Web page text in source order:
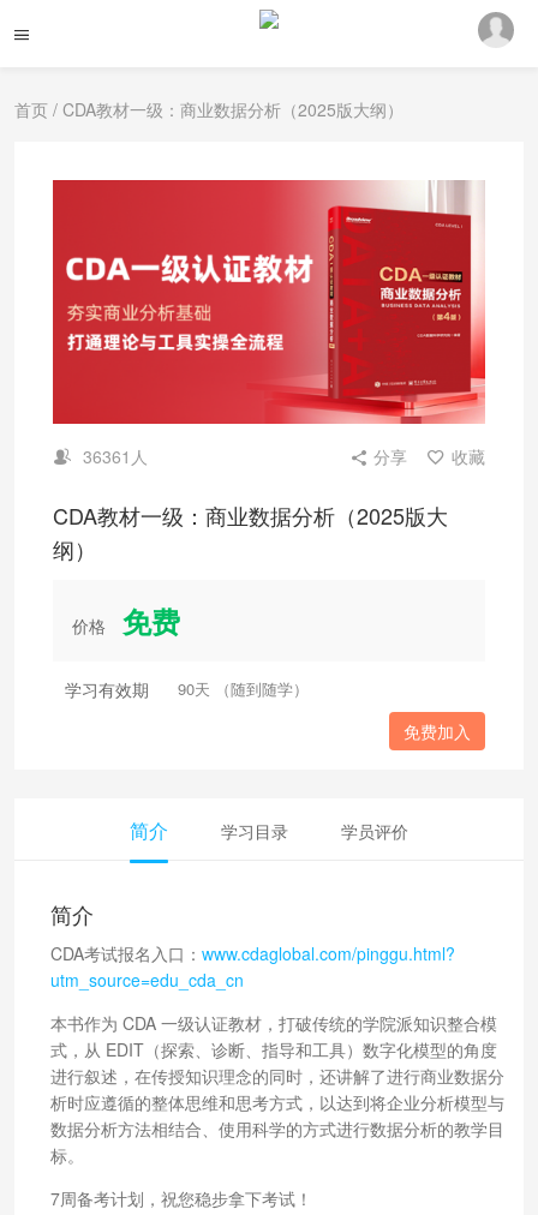
首页 / CDA教材一级：商业数据分析（2025版大纲）
36361人 分享 收藏
CDA教材一级：商业数据分析（2025版大
纲）
价格 免费
学习有效期 90天 （随到随学）
免费加入
简介 学习目录 学员评价
简介
CDA考试报名入口： www.cdaglobal.com/pinggu.html?
utm_source=edu_cda_cn
本书作为 CDA 一级认证教材，打破传统的学院派知识整合模
式，从 EDIT（探索、诊断、指导和工具）数字化模型的角度
进行叙述，在传授知识理念的同时，还讲解了进行商业数据分
析时应遵循的整体思维和思考方式，以达到将企业分析模型与
数据分析方法相结合、使用科学的方式进行数据分析的教学目
标。
7周备考计划，祝您稳步拿下考试！